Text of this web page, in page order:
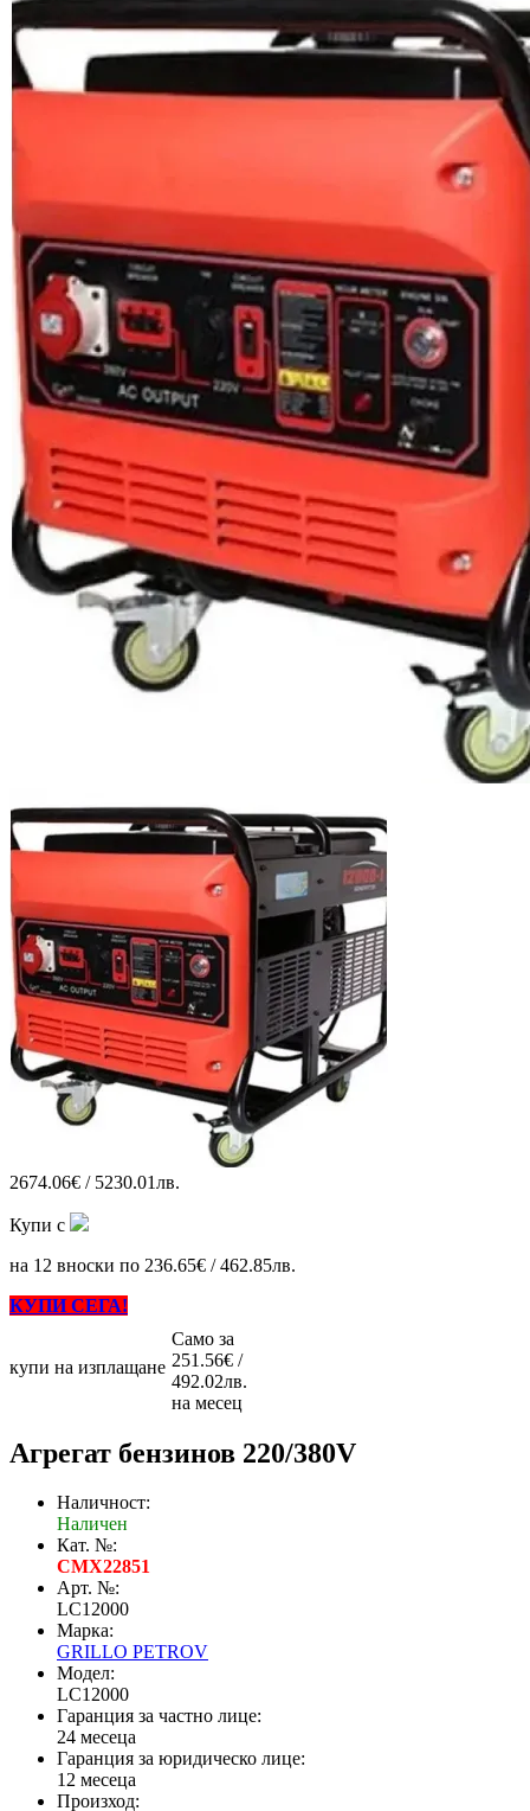
2674.06€ / 5230.01лв.
Купи с
на 12 вноски по 236.65€ / 462.85лв.
КУПИ СЕГА!
купи на изплащане
Само за
251.56€ /
492.02лв.
на месец
Агрегат бензинов 220/380V
Наличност:
Наличен
Кат. №:
CMX22851
Арт. №:
LC12000
Марка:
GRILLO PETROV
Модел:
LC12000
Гаранция за частно лице:
24 месеца
Гаранция за юридическо лице:
12 месеца
Произход: